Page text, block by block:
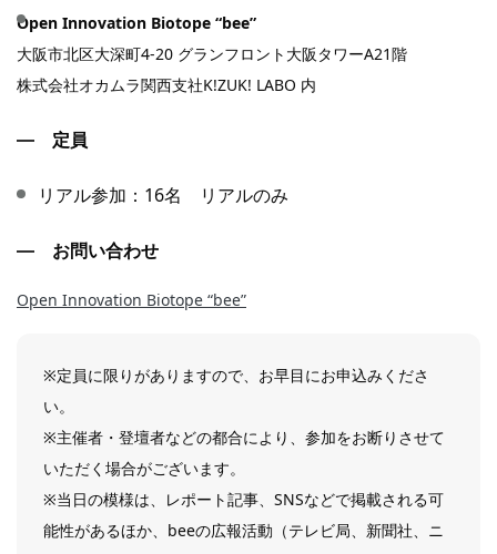
Open Innovation Biotope “bee”
大阪市北区大深町4-20 グランフロント大阪タワーA21階
株式会社オカムラ関西支社K!ZUK! LABO 内
定員
リアル参加：16名 リアルのみ
お問い合わせ
Open Innovation Biotope “bee”
※定員に限りがありますので、お早目にお申込みくださ
い。
※主催者・登壇者などの都合により、参加をお断りさせて
いただく場合がございます。
※当日の模様は、レポート記事、SNSなどで掲載される可
能性があるほか、beeの広報活動（テレビ局、新聞社、ニ